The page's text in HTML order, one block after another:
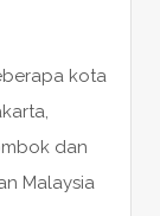
kota
dan
Malaysia